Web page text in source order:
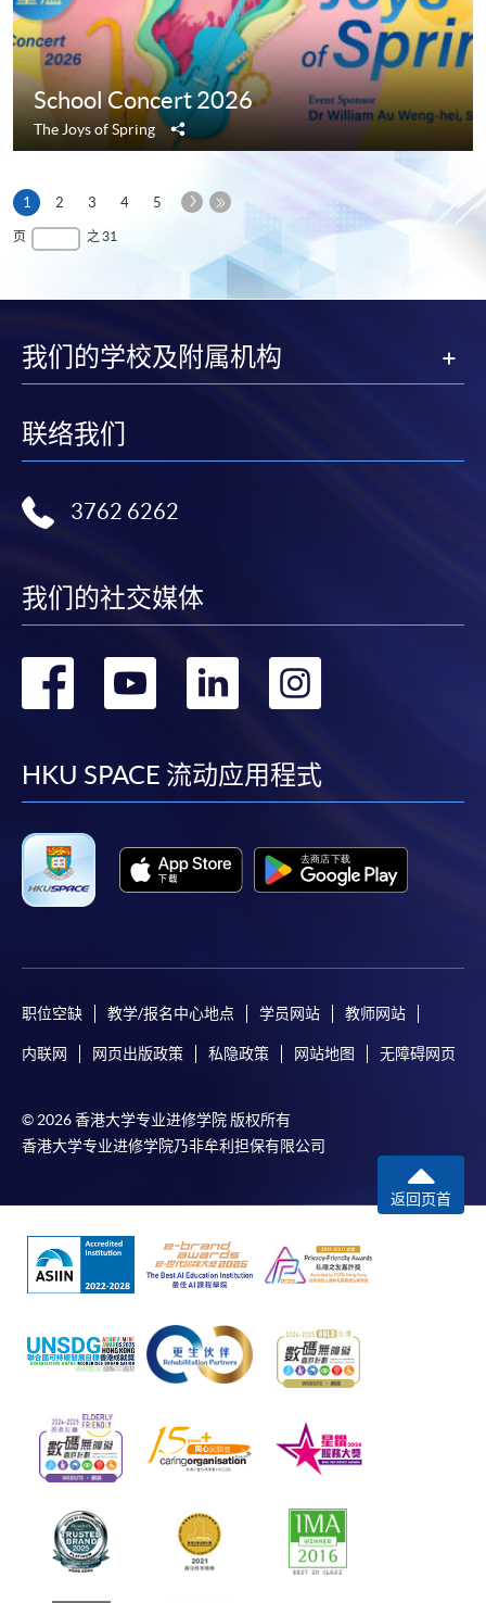
School Concert 2026
The Joys of Spring
享
1 本
页
2 3 4 5
下
后
页 之 31
我们的学校及附属机构
联络我们
3762 6262
我们的社交媒体
转
facebook
转
youtube
转
linkedin
HKU SPACE 流动应用程式
职位空缺 教学/报名中心地点 学员网站 教师网站
内联网 网页出版政策 私隐政策 网站地图 无障碍网页
© 2026 香港大学专业进修学院 版权所有
香港大学专业进修学院乃非牟利担保有限公司
返回页首